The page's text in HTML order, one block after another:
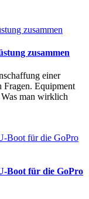
zusammen
einer
Fragen. Equipment
man wirklich
Boot für die GoPro